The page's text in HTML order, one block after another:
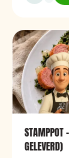
STAMPPOT
GELEVERD)